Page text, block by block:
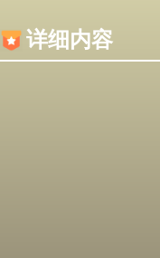
详细内容